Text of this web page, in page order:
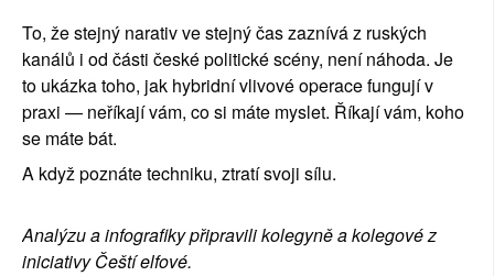
To, že stejný narativ ve stejný čas zaznívá z ruských
kanálů i od části české politické scény, není náhoda. Je
to ukázka toho, jak hybridní vlivové operace fungují v
praxi — neříkají vám, co si máte myslet. Říkají vám, koho
se máte bát.
A když poznáte techniku, ztratí svoji sílu.
Analýzu a infografiky připravili kolegyně a kolegové z
iniciativy Čeští elfové.